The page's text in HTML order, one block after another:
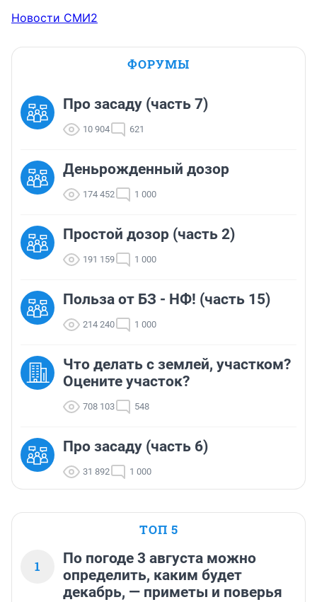
Новости СМИ2
ФОРУМЫ
Про засаду (часть 7)
10 904 621
Деньрожденный дозор
174 452 1 000
Простой дозор (часть 2)
191 159 1 000
Польза от БЗ - НФ! (часть 15)
214 240 1 000
Что делать с землей, участком?
Оцените участок?
708 103 548
Про засаду (часть 6)
31 892 1 000
ТОП 5
1
По погоде 3 августа можно
определить, каким будет
декабрь, — приметы и поверья